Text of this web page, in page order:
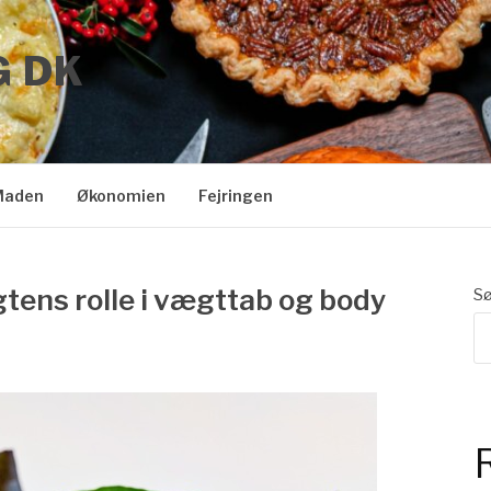
DK
Økonomien Fejringen
rolle i vægttab og body